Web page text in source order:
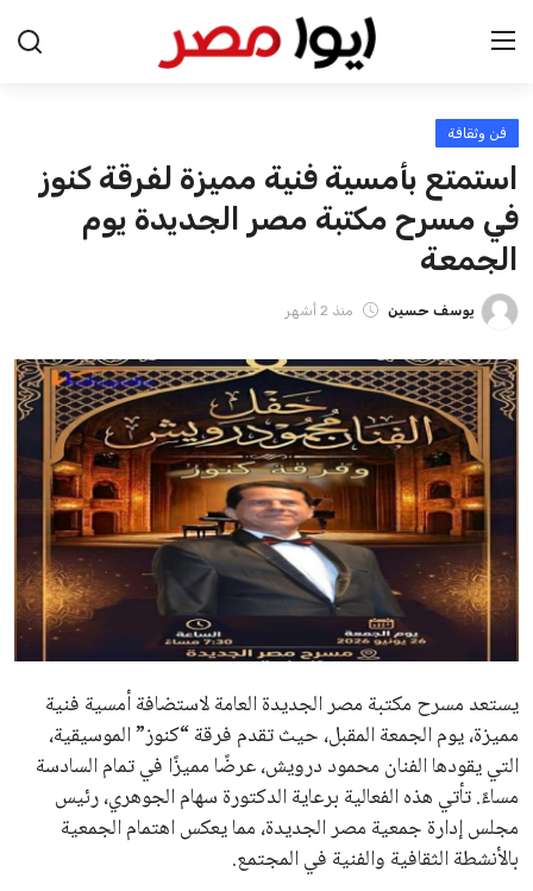
الرئيسية
اخبار مصر
عرب وعالم
اقتصاد
اخبار الرياضة
منوعات
فن وثقافة
علوم وتكنولوجيا
المرأة والجمال
محافظات
فن وثقافة
استمتع بأمسية فنية مميزة لفرقة كنوز
في مسرح مكتبة مصر الجديدة يوم
الجمعة
يوسف حسين منذ 2 أشهر
يستعد مسرح مكتبة مصر الجديدة العامة لاستضافة أمسية فنية
مميزة، يوم الجمعة المقبل، حيث تقدم فرقة “كنوز” الموسيقية،
التي يقودها الفنان محمود درويش، عرضًا مميزًا في تمام السادسة
مساءً. تأتي هذه الفعالية برعاية الدكتورة سهام الجوهري، رئيس
مجلس إدارة جمعية مصر الجديدة، مما يعكس اهتمام الجمعية
بالأنشطة الثقافية والفنية في المجتمع.